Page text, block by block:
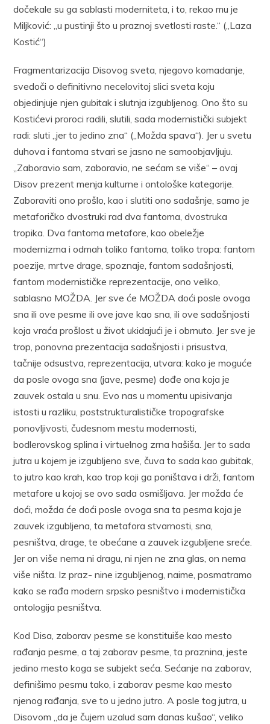
dočekale su ga sablasti moderniteta, i to, rekao mu je
Miljković: „u pustinji što u praznoj svetlosti raste.“ („Laza
Kostić“)
Fragmentarizacija Disovog sveta, njegovo komadanje,
svedoči o definitivno necelovitoj slici sveta koju
objedinjuje njen gubitak i slutnja izgubljenog. Ono što su
Kostićevi proroci radili, slutili, sada modernistički subjekt
radi: sluti „jer to jedino zna“ („Možda spava“). Jer u svetu
duhova i fantoma stvari se jasno ne samoobjavljuju.
„Zaboravio sam, zaboravio, ne sećam se više“ – ovaj
Disov prezent menja kulturne i ontološke kategorije.
Zaboraviti ono prošlo, kao i slutiti ono sadašnje, samo je
metaforičko dvostruki rad dva fantoma, dvostruka
tropika. Dva fantoma metafore, kao obeležje
modernizma i odmah toliko fantoma, toliko tropa: fantom
poezije, mrtve drage, spoznaje, fantom sadašnjosti,
fantom modernističke reprezentacije, ono veliko,
sablasno MOŽDA. Jer sve će MOŽDA doći posle ovoga
sna ili ove pesme ili ove jave kao sna, ili ove sadašnjosti
koja vraća prošlost u život ukidajući je i obrnuto. Jer sve je
trop, ponovna prezentacija sadašnjosti i prisustva,
tačnije odsustva, reprezentacija, utvara: kako je moguće
da posle ovoga sna (jave, pesme) dođe ona koja je
zauvek ostala u snu. Evo nas u momentu upisivanja
istosti u razliku, poststrukturalističke tropografske
ponovljivosti, čudesnom mestu modernosti,
bodlerovskog splina i virtuelnog zrna hašiša. Jer to sada
jutra u kojem je izgubljeno sve, čuva to sada kao gubitak,
to jutro kao krah, kao trop koji ga poništava i drži, fantom
metafore u kojoj se ovo sada osmišljava. Jer možda će
doći, možda će doći posle ovoga sna ta pesma koja je
zauvek izgubljena, ta metafora stvarnosti, sna,
pesništva, drage, te obećane a zauvek izgubljene sreće.
Jer on više nema ni dragu, ni njen ne zna glas, on nema
više ništa. Iz praz- nine izgubljenog, naime, posmatramo
kako se rađa modern srpsko pesništvo i modernistička
ontologija pesništva.
Kod Disa, zaborav pesme se konstituiše kao mesto
rađanja pesme, a taj zaborav pesme, ta praznina, jeste
jedino mesto koga se subjekt seća. Sećanje na zaborav,
definišimo pesmu tako, i zaborav pesme kao mesto
njenog rađanja, sve to u jedno jutro. A posle tog jutra, u
Disovom „da je čujem uzalud sam danas kušao“, veliko